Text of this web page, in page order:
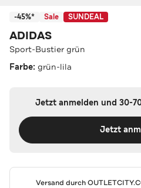
-45%* Sale SUNDEAL
ADIDAS
Sport-Bustier grün
Farbe: grün-lila
Jetzt anmelden und 30-
Jetzt
Versand durch